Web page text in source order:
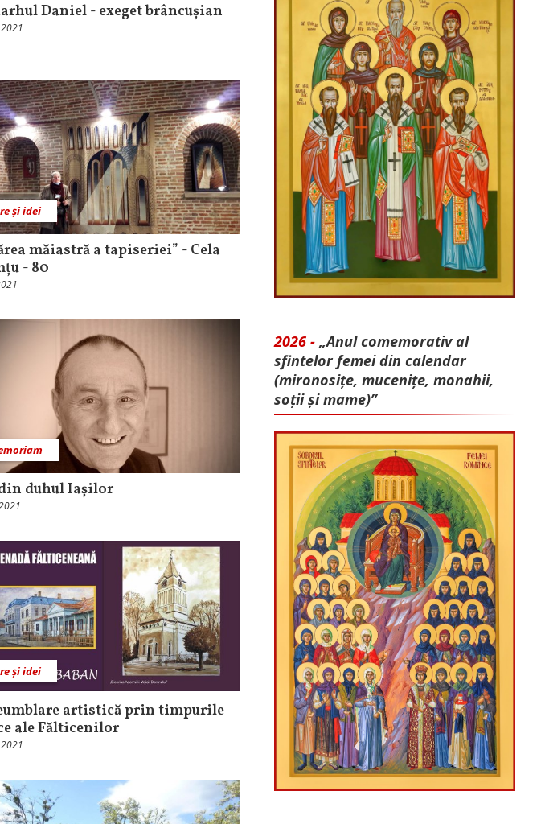
Daniel - exeget brâncușian
și idei
măiastră a tapiseriei” - Cela
- 80
duhul Iașilor
și idei
artistică prin timpurile
ale Fălticenilor
2026 - „Anul comemorativ al
sfintelor femei din calendar
(mironosițe, mu­cenițe, monahii,
soții și mame)”